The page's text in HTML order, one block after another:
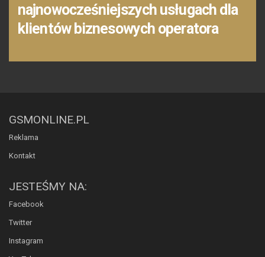
najnowocześniejszych usługach dla
klientów biznesowych operatora
GSMONLINE.PL
Reklama
Kontakt
JESTEŚMY NA:
Facebook
Twitter
Instagram